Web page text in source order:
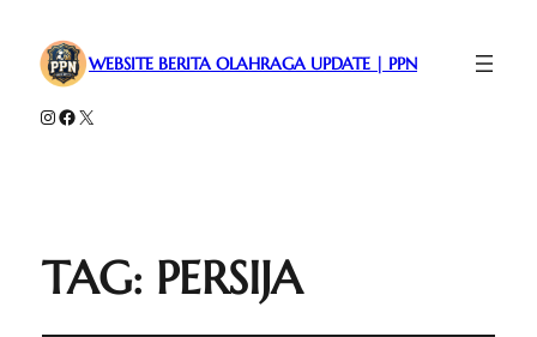
WEBSITE BERITA OLAHRAGA UPDATE | PPN
Instagram
Facebook
X
TAG: PERSIJA